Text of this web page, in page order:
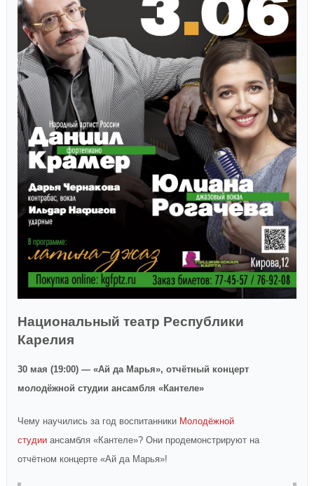
Национальный театр Республики
Карелия
30 мая (19:00) — «Ай да Марья», отчётный концерт
молодёжной студии ансамбля «Кантеле»
Чему научились за год воспитанники Молодёжной
студии ансамбля «Кантеле»? Они продемонстрируют на
отчётном концерте «Ай да Марья»!